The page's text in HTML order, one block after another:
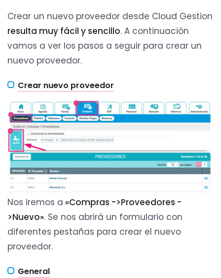
Crear un nuevo proveedor desde Cloud Gestion
resulta muy fácil y sencillo. A continuación
vamos a ver los pasos a seguir para crear un
nuevo proveedor.
Crear nuevo proveedor
Nos iremos a «Compras ->Proveedores -
>Nuevo». Se nos abrirá un formulario con
diferentes pestañas para crear el nuevo
proveedor.
General